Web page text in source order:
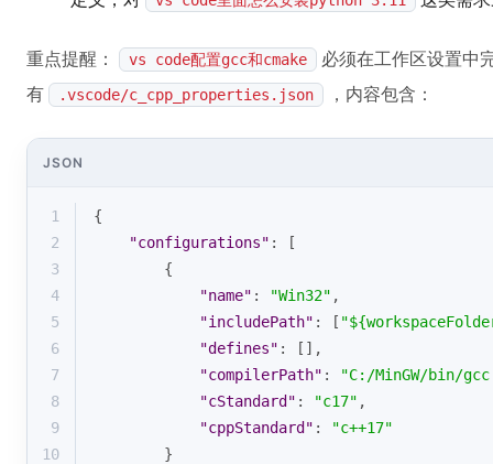
重点提醒： vs code配置gcc和cmake
必须在工作区设置中
有
.vscode/c_cpp_properties.json ，内容包含：
JSON
1
{
2
"configurations" : [
3
        {
4
"name" : "Win32" ,
5
"includePath" : [
6
"defines" : [],
7
"compilerPath" :
"C:/MinGW/bin/
8
"cStandard" : "c17" ,
9
"cppStandard" :
"c++17"
10
        }